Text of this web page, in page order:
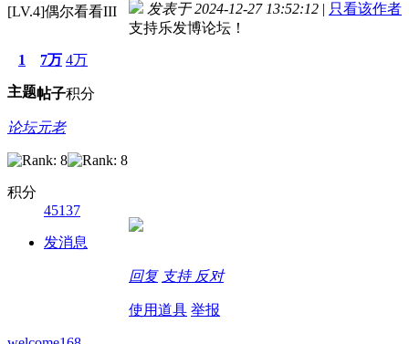
[LV.4]偶尔看看III
1
主题
7万
帖子
4万
积分
论坛元老
积分
45137
发消息
发表于 2024-12-27 13:52:12 | 只看该作者
支持乐发博论坛！
回复 支持 反对
使用道具 举报